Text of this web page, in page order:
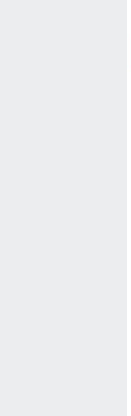
مدينتهم
يخلف استياء كبير